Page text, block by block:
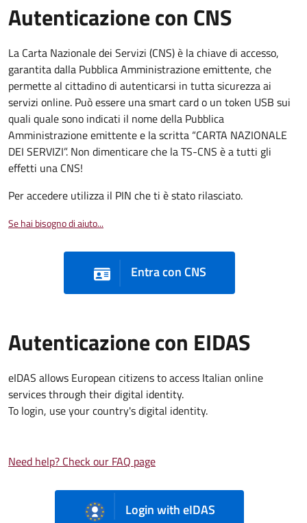
Autenticazione con CNS
La Carta Nazionale dei Servizi (CNS) è la chiave di accesso,
garantita dalla Pubblica Amministrazione emittente, che
permette al cittadino di autenticarsi in tutta sicurezza ai
servizi online. Può essere una smart card o un token USB sui
quali quale sono indicati il nome della Pubblica
Amministrazione emittente e la scritta “CARTA NAZIONALE
DEI SERVIZI”. Non dimenticare che la TS-CNS è a tutti gli
effetti una CNS!
Per accedere utilizza il PIN che ti è stato rilasciato.
Se hai bisogno di aiuto...
Entra con CNS
Autenticazione con EIDAS
eIDAS allows European citizens to access Italian online
services through their digital identity.
To login, use your country's digital identity.
Need help? Check our FAQ page
Login with eIDAS